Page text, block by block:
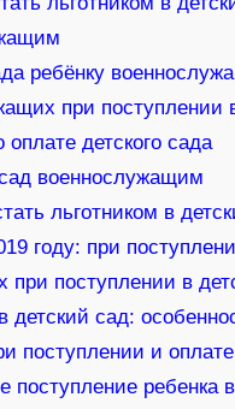
ребёнку
при поступлении
детского сада
военнослужащим
льготником в
году: при
поступлении в
детский сад:
поступлении и
поступление ребенка